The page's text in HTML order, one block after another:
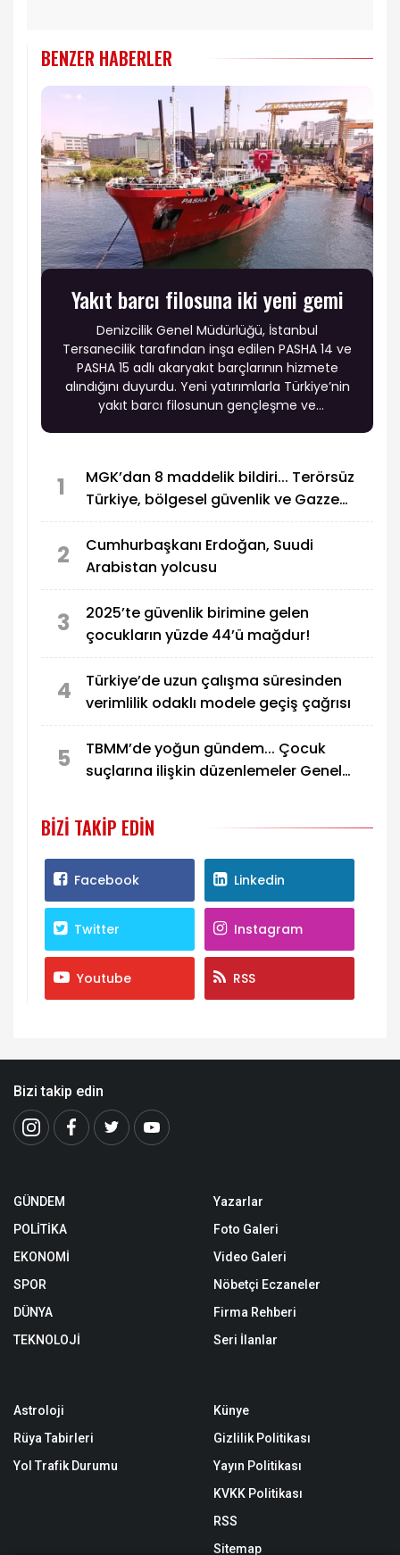
BENZER HABERLER
Yakıt barcı filosuna iki yeni gemi
Denizcilik Genel Müdürlüğü, İstanbul
Tersanecilik tarafından inşa edilen PASHA 14 ve
PASHA 15 adlı akaryakıt barçlarının hizmete
alındığını duyurdu. Yeni yatırımlarla Türkiye’nin
yakıt barcı filosunun gençleşme ve
1
MGK’dan 8 maddelik bildiri... Terörsüz
Türkiye, bölgesel güvenlik ve Gazze
2
Cumhurbaşkanı Erdoğan, Suudi
Arabistan yolcusu
3
2025’te güvenlik birimine gelen
çocukların yüzde 44’ü mağdur!
4
Türkiye’de uzun çalışma süresinden
verimlilik odaklı modele geçiş çağrısı
5
TBMM’de yoğun gündem... Çocuk
suçlarına ilişkin düzenlemeler Genel
BIZI TAKIP EDIN
Facebook Linkedin
Twitter Instagram
Youtube RSS
Bizi takip edin
GÜNDEM
POLİTİKA
EKONOMİ
SPOR
DÜNYA
TEKNOLOJİ
Yazarlar
Foto Galeri
Video Galeri
Nöbetçi Eczaneler
Firma Rehberi
Seri İlanlar
Astroloji
Rüya Tabirleri
Yol Trafik Durumu
Künye
Gizlilik Politikası
Yayın Politikası
KVKK Politikası
RSS
Sitemap